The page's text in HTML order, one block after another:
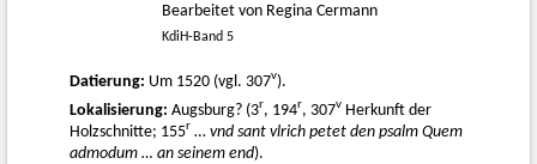
Bearbeitet von Regina Cermann
KdiH-Band 5
Datierung: Um 1520 (vgl. 307v).
Lokalisierung: Augsburg? (3r, 194r, 307v Herkunft der
Holzschnitte; 155r … vnd sant vlrich petet den psalm Quem
admodum … an seinem end).